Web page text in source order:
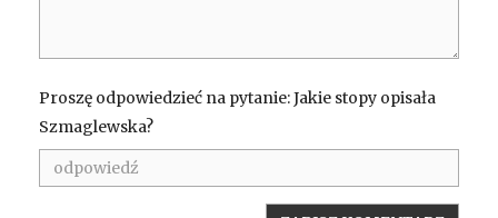
Proszę odpowiedzieć na pytanie: Jakie stopy opisała
Szmaglewska?